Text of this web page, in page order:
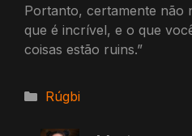
Portanto, certamente não
que é incrível, e o que
coisas estão ruins.”
Categorias
Rúgbi